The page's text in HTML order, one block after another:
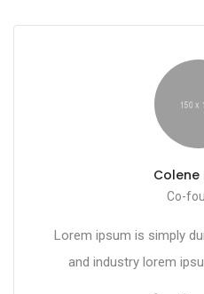
Colene
Co-
Lorem ipsum is simply
and industry lorem